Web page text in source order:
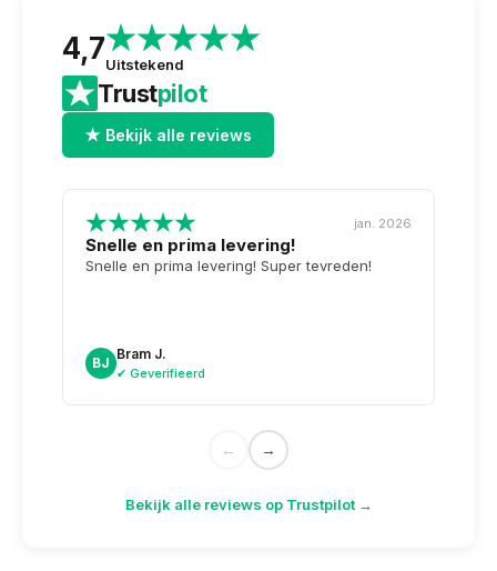
4,7Uitstekend
Trustpilot
★ Bekijk alle reviews
jan. 2026
Snelle en prima levering!
Snelle en prima levering! Super tevreden!
BJ
Bram J.
✔ Geverifieerd
← →
Bekijk alle reviews op Trustpilot →